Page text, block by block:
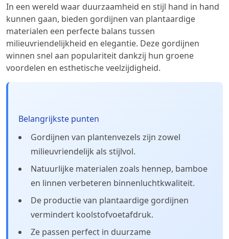
In een wereld waar duurzaamheid en stijl hand in hand
kunnen gaan, bieden gordijnen van plantaardige
materialen een perfecte balans tussen
milieuvriendelijkheid en elegantie. Deze gordijnen
winnen snel aan populariteit dankzij hun groene
voordelen en esthetische veelzijdigheid.
Belangrijkste punten
Gordijnen van plantenvezels zijn zowel
milieuvriendelijk als stijlvol.
Natuurlijke materialen zoals hennep, bamboe
en linnen verbeteren binnenluchtkwaliteit.
De productie van plantaardige gordijnen
vermindert koolstofvoetafdruk.
Ze passen perfect in duurzame